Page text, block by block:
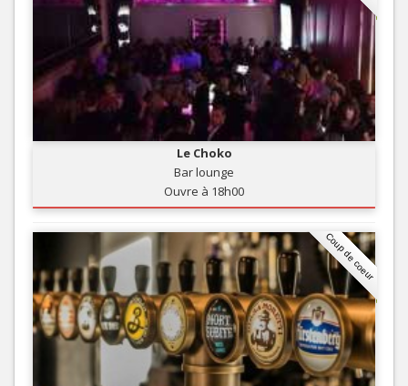
Le Choko
Bar lounge
Ouvre à 18h00
Coup de coeur